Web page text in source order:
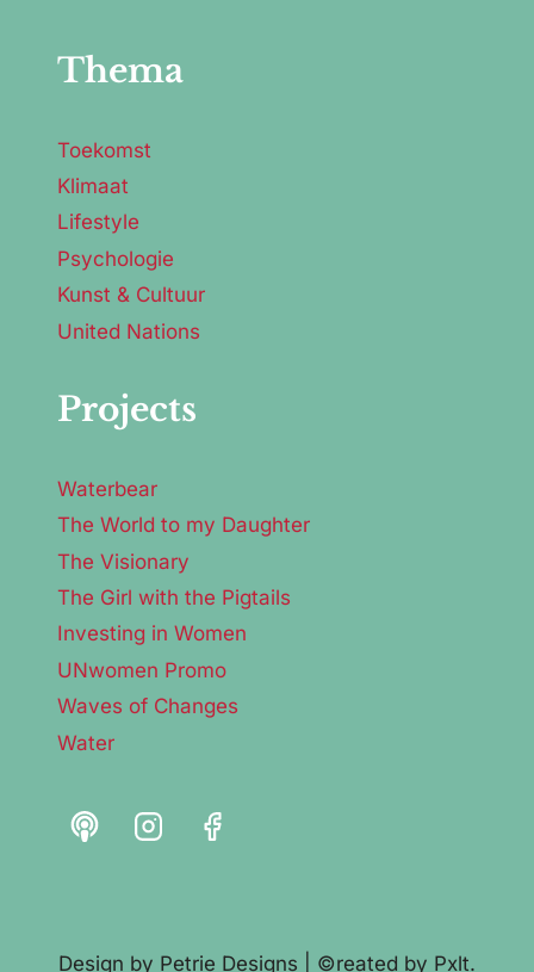
Thema
Toekomst
Klimaat
Lifestyle
Psychologie
Kunst & Cultuur
United Nations
Projects
Waterbear
The World to my Daughter
The Visionary
The Girl with the Pigtails
Investing in Women
UNwomen Promo
Waves of Changes
Water
Design by Petrie Designs | ©reated by Pxlt.